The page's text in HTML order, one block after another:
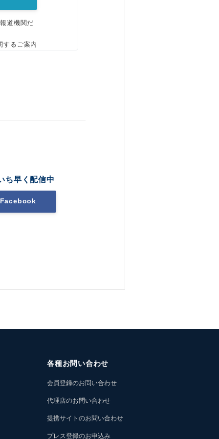
道機関だ
するご案内
ち早く配信中
Facebook
各種お問い合わせ
会員登録のお問い合わせ
代理店のお問い合わせ
提携サイトのお問い合わせ
プレス登録のお申込み